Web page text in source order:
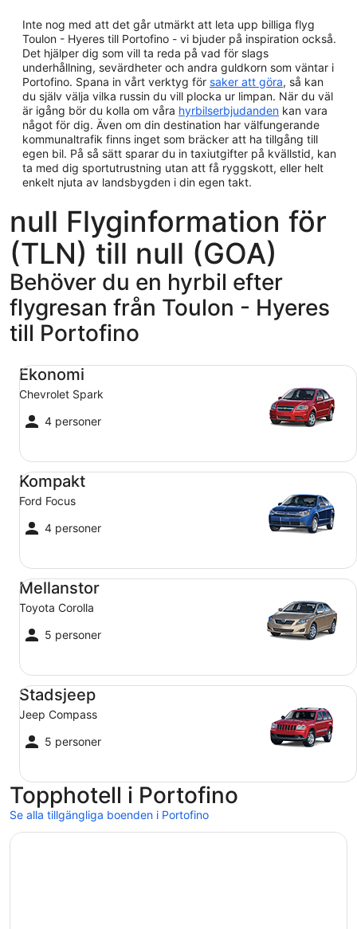
Inte nog med att det går utmärkt att leta upp billiga flyg
Toulon - Hyeres till Portofino - vi bjuder på inspiration också.
Det hjälper dig som vill ta reda på vad för slags
underhållning, sevärdheter och andra guldkorn som väntar i
Portofino. Spana in vårt verktyg för saker att göra, så kan
du själv välja vilka russin du vill plocka ur limpan. När du väl
är igång bör du kolla om våra hyrbilserbjudanden kan vara
något för dig. Även om din destination har välfungerande
kommunaltrafik finns inget som bräcker att ha tillgång till
egen bil. På så sätt sparar du in taxiutgifter på kvällstid, kan
ta med dig sportutrustning utan att få ryggskott, eller helt
enkelt njuta av landsbygden i din egen takt.
null Flyginformation för
(TLN) till null (GOA)
Behöver du en hyrbil efter
flygresan från Toulon - Hyeres
till Portofino
Ekonomi
Chevrolet Spark
4 personer
Ekonomi Chevrolet Spark
Kompakt
Ford Focus
4 personer
Kompakt Ford Focus
Mellanstor
Toyota Corolla
5 personer
Mellanstor Toyota Corolla
Stadsjeep
Jeep Compass
5 personer
Stadsjeep Jeep Compass
Topphotell i Portofino
Se alla tillgängliga boenden i Portofino
Öppnas i ett nytt fönster
Hotel Piccolo Portofino